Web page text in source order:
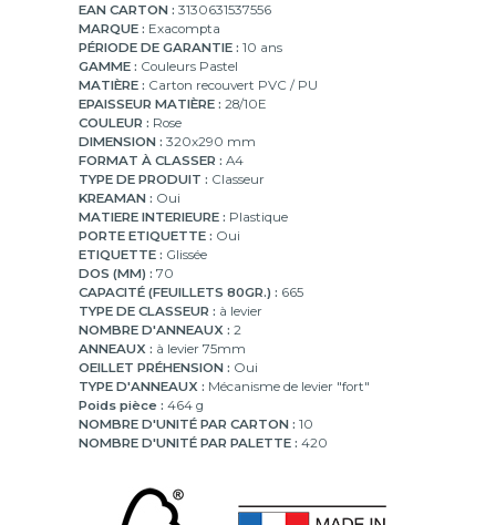
EAN CARTON : 3130631537556
MARQUE : Exacompta
PÉRIODE DE GARANTIE : 10 ans
GAMME : Couleurs Pastel
MATIÈRE : Carton recouvert PVC / PU
EPAISSEUR MATIÈRE : 28/10E
COULEUR : Rose
DIMENSION : 320x290 mm
FORMAT À CLASSER : A4
TYPE DE PRODUIT : Classeur
KREAMAN : Oui
MATIERE INTERIEURE : Plastique
PORTE ETIQUETTE : Oui
ETIQUETTE : Glissée
DOS (MM) : 70
CAPACITÉ (FEUILLETS 80GR.) : 665
TYPE DE CLASSEUR : à levier
NOMBRE D'ANNEAUX : 2
ANNEAUX : à levier 75mm
OEILLET PRÉHENSION : Oui
TYPE D'ANNEAUX : Mécanisme de levier "fort"
Poids pièce : 464 g
NOMBRE D'UNITÉ PAR CARTON : 10
NOMBRE D'UNITÉ PAR PALETTE : 420